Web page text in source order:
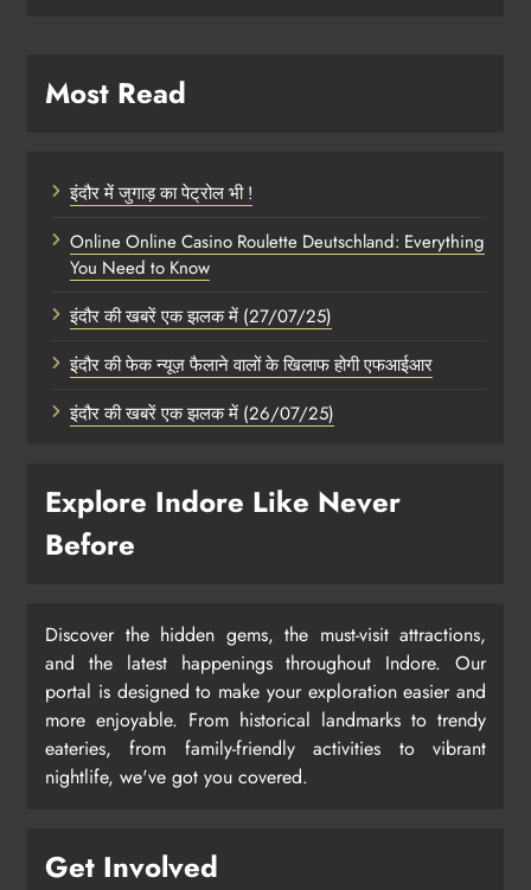
Most Read
इंदौर में जुगाड़ का पेट्रोल भी !
Online Online Casino Roulette Deutschland: Everything
You Need to Know
इंदौर की खबरें एक झलक में (27/07/25)
इंदौर की फेक न्यूज़ फैलाने वालों के खिलाफ होगी एफआईआर
इंदौर की खबरें एक झलक में (26/07/25)
Explore Indore Like Never
Before
Discover the hidden gems, the must-visit attractions,
and the latest happenings throughout Indore. Our
portal is designed to make your exploration easier and
more enjoyable. From historical landmarks to trendy
eateries, from family-friendly activities to vibrant
nightlife, we've got you covered.
Get Involved